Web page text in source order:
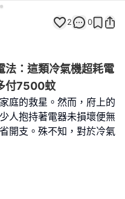
2 0
法：這類冷氣機超耗電
付7500蚊
庭的救星。然而，府上的
人抱持著電器未損壞便無
開支。殊不知，對於冷氣